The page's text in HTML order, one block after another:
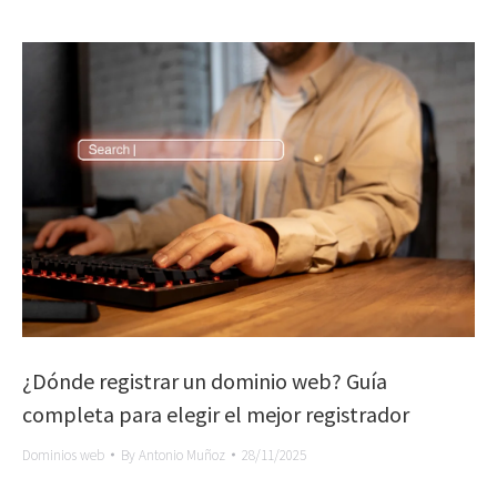
¿Dónde registrar un dominio web? Guía
completa para elegir el mejor registrador
Dominios web ByAntonio Muñoz 28/11/2025